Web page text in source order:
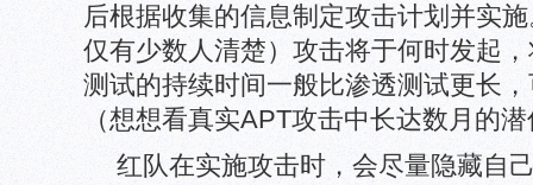
后根据收集的信息制定攻击计划并实
仅有少数人清楚）攻击将于何时发起
测试的持续时间一般比渗透测试更长
（想想看真实APT攻击中长达数月的
红队在实施攻击时，会尽量隐藏自